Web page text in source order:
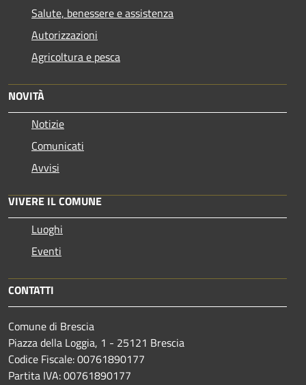
Salute, benessere e assistenza
Autorizzazioni
Agricoltura e pesca
NOVITÀ
Notizie
Comunicati
Avvisi
VIVERE IL COMUNE
Luoghi
Eventi
CONTATTI
Comune di Brescia
Piazza della Loggia, 1 - 25121 Brescia
Codice Fiscale: 00761890177
Partita IVA: 00761890177